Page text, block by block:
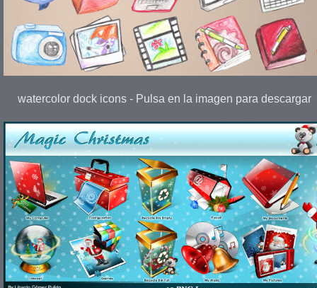
watercolor dock icons - Pulsa en la imagen para descargar